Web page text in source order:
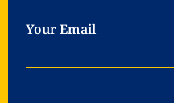
Your Email